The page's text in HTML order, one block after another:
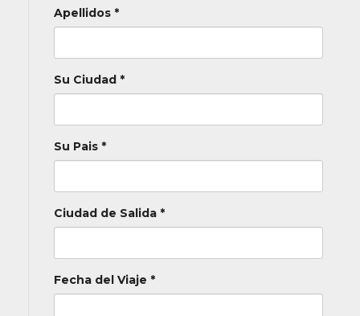
Apellidos *
Su Ciudad *
Su Pais *
Ciudad de Salida *
Fecha del Viaje *